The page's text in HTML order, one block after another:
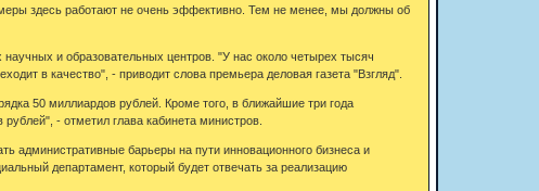
здесь работают не очень эффективно. Тем не менее, мы должны об
и образовательных центров. "У нас около четырех тысяч
в качество", - приводит слова премьера деловая газета "Взгляд".
50 миллиардов рублей. Кроме того, в ближайшие три года
- отметил глава кабинета министров.
административные барьеры на пути инновационного бизнеса и
департамент, который будет отвечать за реализацию